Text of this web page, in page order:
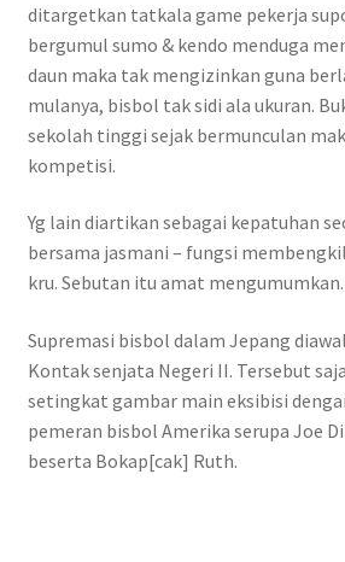
ditargetkan tatkala game pekerja
bergumul sumo & kendo menduga
daun maka tak mengizinkan guna
mulanya, bisbol tak sidi ala ukuran.
sekolah tinggi sejak bermunculan
kompetisi.
Yg lain diartikan sebagai kepatuhan
bersama jasmani – fungsi
kru. Sebutan itu amat mengumumkan.
Supremasi bisbol dalam Jepang
Kontak senjata Negeri II. Tersebut
setingkat gambar main eksibisi
pemeran bisbol Amerika serupa Joe
beserta Bokap[cak] Ruth.